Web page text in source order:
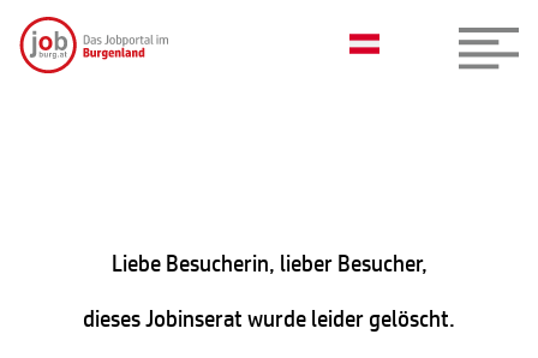
Liebe Besucherin, lieber Besucher,
dieses Jobinserat wurde leider gelöscht.